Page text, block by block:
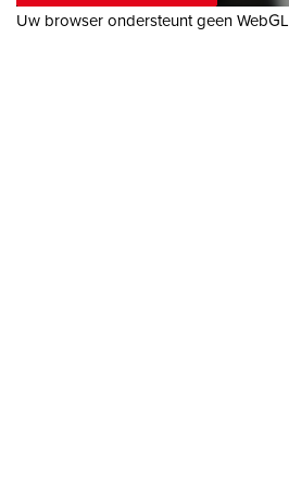
Uw browser ondersteunt geen WebGL